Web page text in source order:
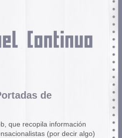
de
que recopila información
(por decir algo)